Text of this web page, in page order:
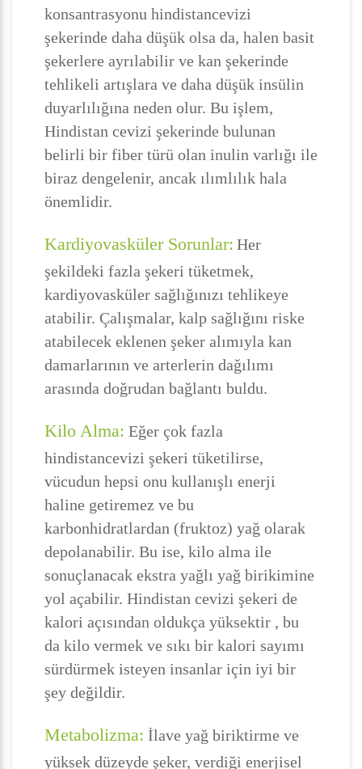
konsantrasyonu hindistancevizi
şekerinde daha düşük olsa da, halen basit
şekerlere ayrılabilir ve kan şekerinde
tehlikeli artışlara ve daha düşük insülin
duyarlılığına neden olur. Bu işlem,
Hindistan cevizi şekerinde bulunan
belirli bir fiber türü olan inulin varlığı ile
biraz dengelenir, ancak ılımlılık hala
önemlidir.
Kardiyovasküler Sorunlar: Her
şekildeki fazla şekeri tüketmek,
kardiyovasküler sağlığınızı tehlikeye
atabilir. Çalışmalar, kalp sağlığını riske
atabilecek eklenen şeker alımıyla kan
damarlarının ve arterlerin dağılımı
arasında doğrudan bağlantı buldu.
Kilo Alma: Eğer çok fazla
hindistancevizi şekeri tüketilirse,
vücudun hepsi onu kullanışlı enerji
haline getiremez ve bu
karbonhidratlardan (fruktoz) yağ olarak
depolanabilir. Bu ise, kilo alma ile
sonuçlanacak ekstra yağlı yağ birikimine
yol açabilir. Hindistan cevizi şekeri de
kalori açısından oldukça yüksektir , bu
da kilo vermek ve sıkı bir kalori sayımı
sürdürmek isteyen insanlar için iyi bir
şey değildir.
Metabolizma: İlave yağ biriktirme ve
yüksek düzeyde şeker, verdiği enerjisel